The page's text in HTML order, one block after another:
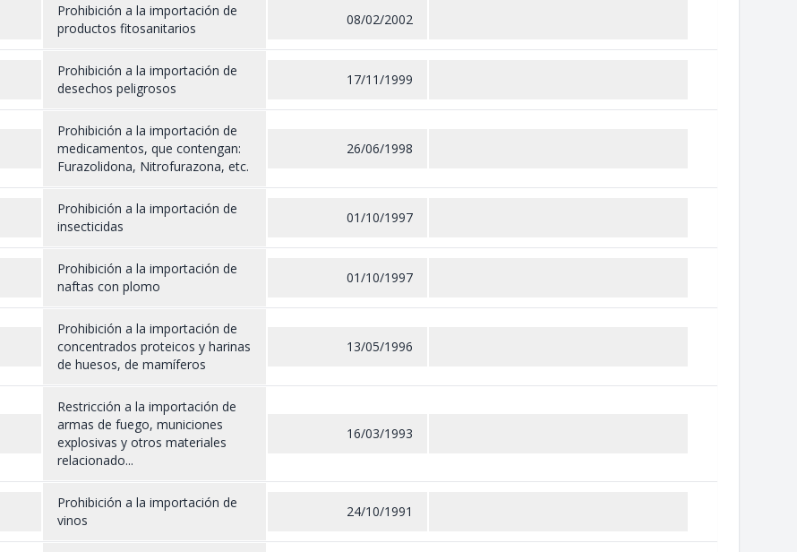
Prohibición a la importación de
productos fitosanitarios
08/02/2002
Prohibición a la importación de
desechos peligrosos
17/11/1999
Prohibición a la importación de
medicamentos, que contengan:
Furazolidona, Nitrofurazona, etc.
26/06/1998
Prohibición a la importación de
insecticidas
01/10/1997
Prohibición a la importación de
naftas con plomo
01/10/1997
Prohibición a la importación de
concentrados proteicos y harinas
de huesos, de mamíferos
13/05/1996
Restricción a la importación de
armas de fuego, municiones
explosivas y otros materiales
relacionado...
16/03/1993
Prohibición a la importación de
vinos
24/10/1991